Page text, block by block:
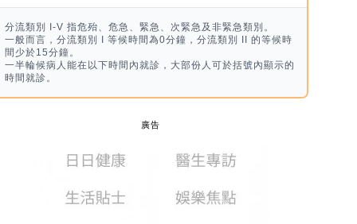
分流類別 I-V 指危殆、危急、緊急、次緊急及非緊急類別。
一般而言，分流類別 I 等候時間為0分鐘，分流類別 II 的等候時
間少於15分鐘。
一半輪候病人能在以下時間內就診，大部份人可於括號內顯示的
時間就診。
廣告